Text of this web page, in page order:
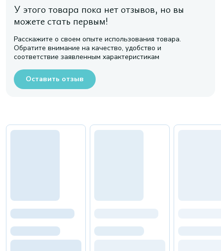
У этого товара пока нет отзывов, но вы
можете стать первым!
Расскажите о своем опыте использования товара.
Обратите внимание на качество, удобство и
соответствие заявленным характеристикам
Оставить отзыв